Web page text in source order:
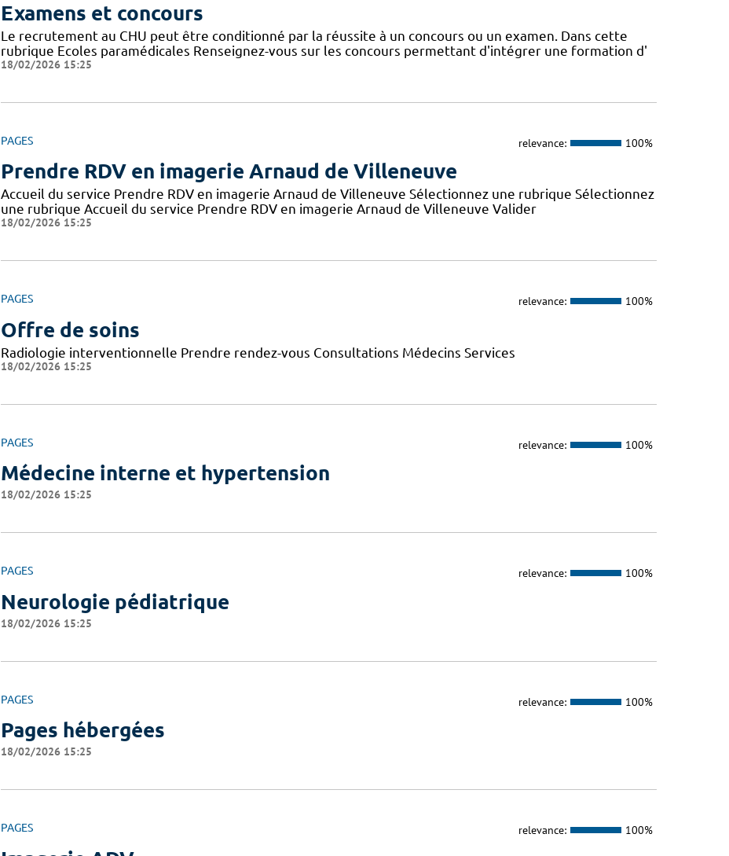
Examens et concours
Le recrutement au CHU peut être conditionné par la réussite à un concours ou un examen. Dans cette
rubrique Ecoles paramédicales Renseignez-vous sur les concours permettant d'intégrer une formation d'
18/02/2026 15:25
PAGES relevance: 100%
Prendre RDV en imagerie Arnaud de Villeneuve
Accueil du service Prendre RDV en imagerie Arnaud de Villeneuve Sélectionnez une rubrique Sélectionnez
une rubrique Accueil du service Prendre RDV en imagerie Arnaud de Villeneuve Valider
18/02/2026 15:25
PAGES relevance: 100%
Offre de soins
Radiologie interventionnelle Prendre rendez-vous Consultations Médecins Services
18/02/2026 15:25
PAGES relevance: 100%
Médecine interne et hypertension
18/02/2026 15:25
PAGES relevance: 100%
Neurologie pédiatrique
18/02/2026 15:25
PAGES relevance: 100%
Pages hébergées
18/02/2026 15:25
PAGES relevance: 100%